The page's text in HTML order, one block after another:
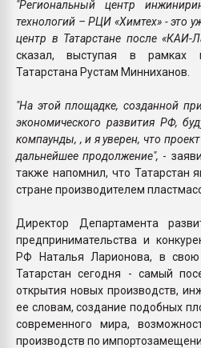
"Региональный центр
технологий – РЦИ «Химтех» - это
центр в Татарстане после «КАИ-
сказал, выступая в рамках
Татарстана Рустам Минниханов.
"На этой площадке, созданной
экономического развития РФ,
компаунды, , и я уверен, что
дальнейшее продолжение", -
также напомнил, что Татарстан
стране производителем
Директор Департамента
предпринимательства и
РФ Наталья Ларионова, в
Татарстан сегодня - самый
открытия новых производств,
ее словам, создание подобных
современного мира,
производств по